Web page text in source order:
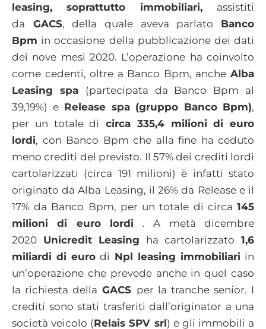
leasing, soprattutto immobiliari, assistiti
da GACS, della quale aveva parlato Banco
Bpm in occasione della pubblicazione dei dati
dei nove mesi 2020. L’operazione ha coinvolto
come cedenti, oltre a Banco Bpm, anche Alba
Leasing spa (partecipata da Banco Bpm al
39,19%) eRelease spa (gruppo Banco Bpm),
per un totale di
circa 335,4 milioni di euro
lordi, con Banco Bpm che alla fine ha ceduto
meno crediti del previsto. Il 57% dei crediti lordi
cartolarizzati (circa 191 milioni) è infatti stato
originato da Alba Leasing, il 26% da Release e il
17% da Banco Bpm, per un totale di circa 145
milioni di euro lordi . A metà dicembre
2020 Unicredit Leasing ha cartolarizzato1,6
miliardi di euro di Npl leasing immobiliari in
un’operazione che prevede anche in quel caso
la richiesta della GACS per la tranche senior. I
crediti sono stati trasferiti dall’originator a una
società veicolo (Relais SPV srl) e gli immobili a